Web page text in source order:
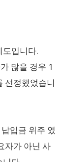
도입니다.
많을 경우 1
선정했었습니
입금 위주 였
자가 아닌 사